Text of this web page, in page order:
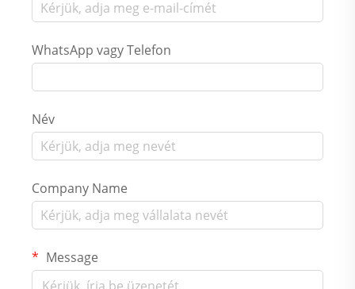
WhatsApp vagy Telefon
Név
Company Name
Message